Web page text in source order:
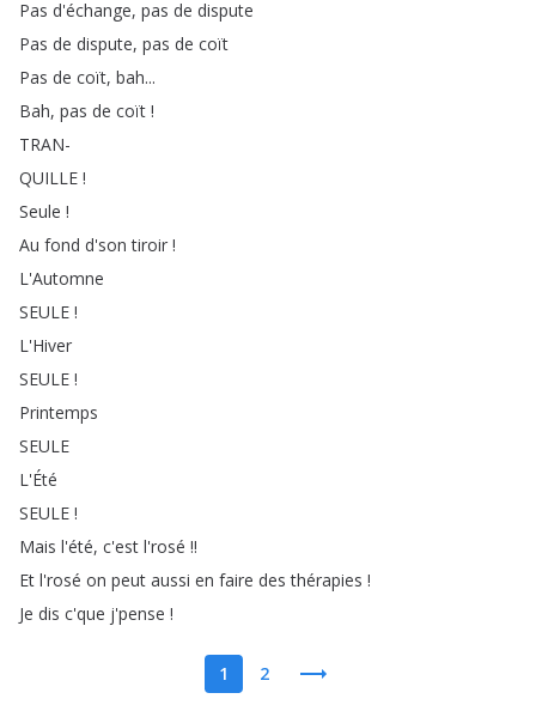
Pas d'échange, pas de dispute
Pas de dispute, pas de coït
Pas de coït, bah...
Bah, pas de coït !
TRAN-
QUILLE !
Seule !
Au fond d'son tiroir !
L'Automne
SEULE !
L'Hiver
SEULE !
Printemps
SEULE
L'Été
SEULE !
Mais l'été, c'est l'rosé !!
Et l'rosé on peut aussi en faire des thérapies !
Je dis c'que j'pense !
1 2